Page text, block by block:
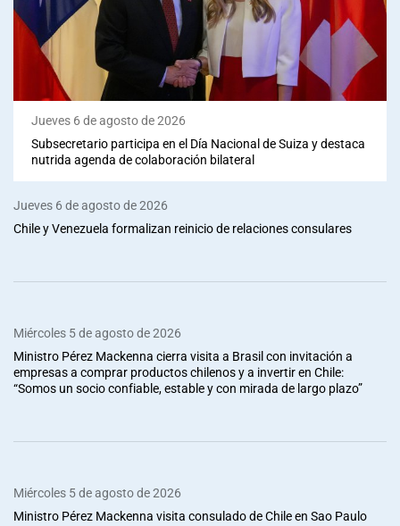
Jueves 6 de agosto de 2026
Subsecretario participa en el Día Nacional de Suiza y destaca
nutrida agenda de colaboración bilateral
Jueves 6 de agosto de 2026
Chile y Venezuela formalizan reinicio de relaciones consulares
Miércoles 5 de agosto de 2026
Ministro Pérez Mackenna cierra visita a Brasil con invitación a
empresas a comprar productos chilenos y a invertir en Chile:
“Somos un socio confiable, estable y con mirada de largo plazo”
Miércoles 5 de agosto de 2026
Ministro Pérez Mackenna visita consulado de Chile en Sao Paulo